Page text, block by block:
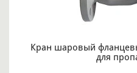
Кран шаровый
для